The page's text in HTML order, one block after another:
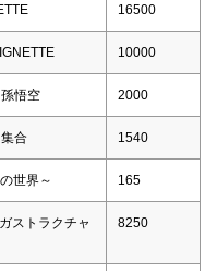
16500
10000
悟空 2000
合 1540
世界～ 165
ストラクチャ
8250